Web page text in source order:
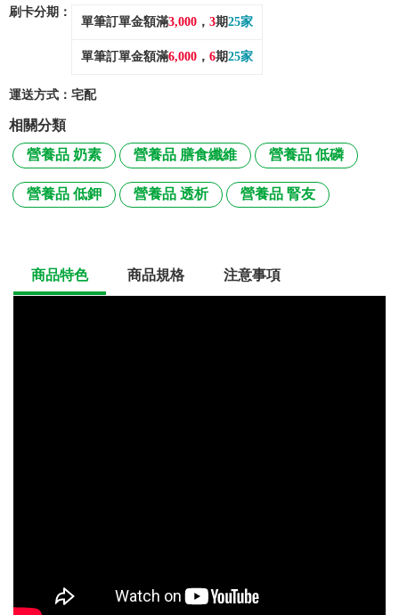
刷卡分期：
單筆訂單金額滿3,000 ， 3期25家
單筆訂單金額滿6,000 ， 6期25家
運送方式： 宅配
相關分類
營養品 奶素
營養品 膳食纖維 營養品 低磷
營養品 低鉀 營養品 透析 營養品 腎友
商品特色 商品規格 注意事項